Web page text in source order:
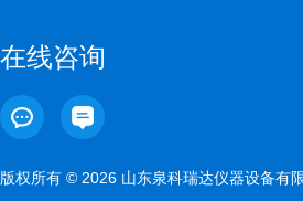
在线咨询
版权所有 © 2026 山东泉科瑞达仪器设备有